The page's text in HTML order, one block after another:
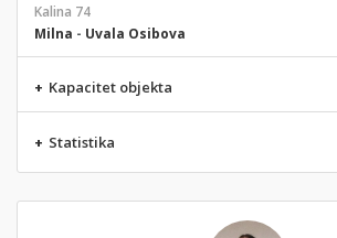
Kalina 74
Milna - Uvala Osibova
+ Kapacitet objekta
+ Statistika